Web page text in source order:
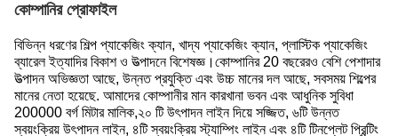
কোম্পানির প্রোফাইল
বিভিন্ন ধরণের শিল্প প্যাকেজিং ক্যান, খাদ্য প্যাকেজিং ক্যান, প্লাস্টিক প্যাকেজিং
ব্যারেল ইত্যাদির বিকাশ ও উত্পাদনে বিশেষজ্ঞ।কোম্পানির 20 বছরেরও বেশি পেশাদার
উত্পাদন অভিজ্ঞতা আছে, উন্নত প্রযুক্তি এবং উচ্চ মানের দল আছে, সবসময় শিল্পের
মানের নেতা হয়েছে. আমাদের কোম্পানীর মান কারখানা ভবন এবং আধুনিক সুবিধা
200000 বর্গ মিটার মালিক,২০ টি উৎপাদন লাইন দিয়ে সজ্জিত, ৬টি উন্নত
স্বয়ংক্রিয় উৎপাদন লাইন, ৪টি স্বয়ংক্রিয় স্ট্যাম্পিং লাইন এবং ৪টি টিনপ্লেট প্রিন্টিং